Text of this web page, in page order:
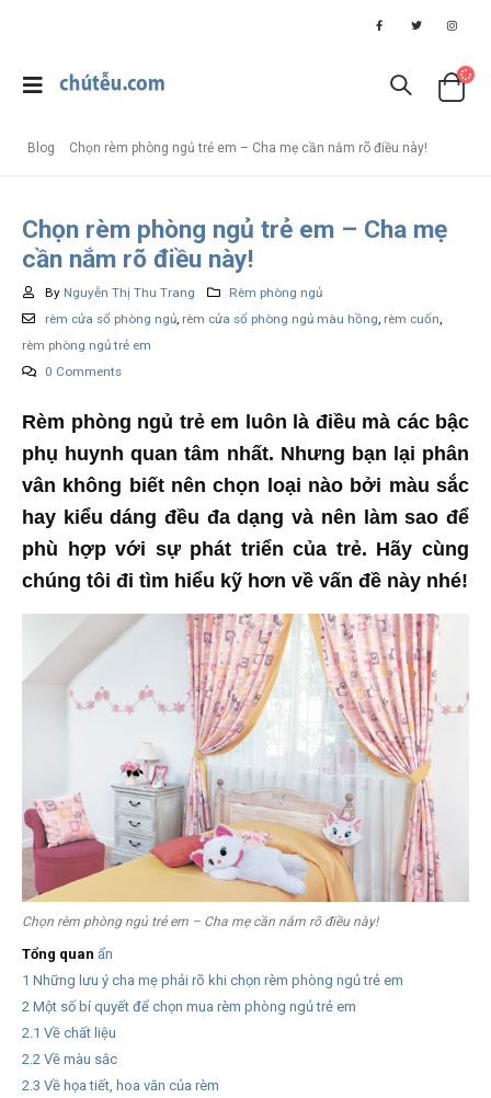
Blog Chọn rèm phòng ngủ trẻ em – Cha mẹ cần nắm rõ điều này!
Chọn rèm phòng ngủ trẻ em – Cha mẹ
cần nắm rõ điều này!
By Nguyễn Thị Thu Trang
Rèm phòng ngủ
rèm cửa sổ phòng ngủ, rèm cửa sổ phòng ngủ màu hồng, rèm cuốn,
rèm phòng ngủ trẻ em
0 Comments
Rèm phòng ngủ trẻ em luôn là điều mà các bậc
phụ huynh quan tâm nhất. Nhưng bạn lại phân
vân không biết nên chọn loại nào bởi màu sắc
hay kiểu dáng đều đa dạng và nên làm sao để
phù hợp với sự phát triển của trẻ. Hãy cùng
chúng tôi đi tìm hiểu kỹ hơn về vấn đề này nhé!
Chọn rèm phòng ngủ trẻ em – Cha mẹ cần nắm rõ điều này!
Tổng quan ẩn
1 Những lưu ý cha mẹ phải rõ khi chọn rèm phòng ngủ trẻ em
2 Một số bí quyết để chọn mua rèm phòng ngủ trẻ em
2.1 Về chất liệu
2.2 Về màu sắc
2.3 Về họa tiết, hoa văn của rèm